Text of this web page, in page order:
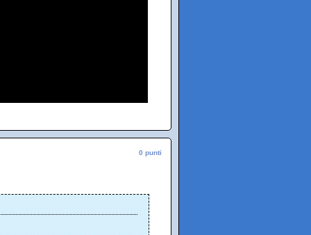
0 punti